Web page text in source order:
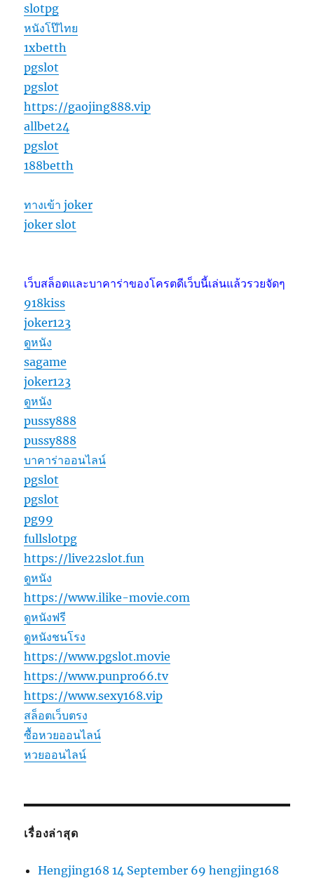
slotpg
หนังโป๊ไทย
1xbetth
pgslot
pgslot
https://gaojing888.vip
allbet24
pgslot
188betth
ทางเข้า joker
joker slot
เว็บสล็อตและบาคาร่าของโครตดีเว็บนี้เล่นแล้วรวยจัดๆ
918kiss
joker123
ดูหนัง
sagame
joker123
ดูหนัง
pussy888
pussy888
บาคาร่าออนไลน์
pgslot
pgslot
pg99
fullslotpg
https://live22slot.fun
ดูหนัง
https://www.ilike-movie.com
ดูหนังฟรี
ดูหนังชนโรง
https://www.pgslot.movie
https://www.punpro66.tv
https://www.sexy168.vip
สล็อตเว็บตรง
ซื้อหวยออนไลน์
หวยออนไลน์
เรื่องล่าสุด
Hengjing168 14 September 69 hengjing168